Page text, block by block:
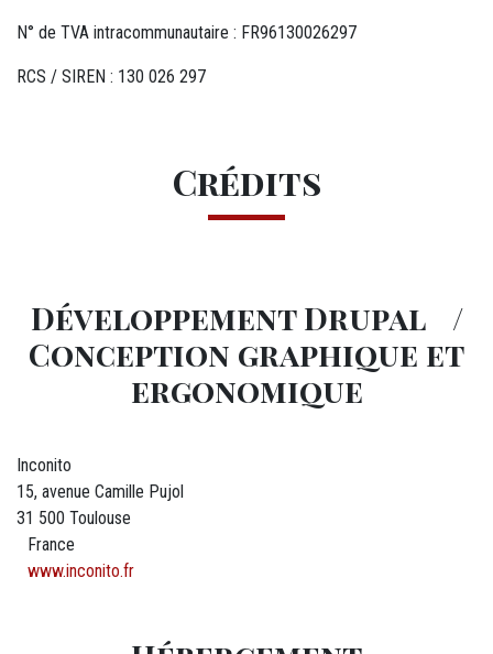
N° de TVA intracommunautaire : FR96130026297
RCS / SIREN : 130 026 297
Crédits
Développement Drupal /
Conception graphique et
ergonomique
Inconito
15, avenue Camille Pujol
31 500 Toulouse
France
www.inconito.fr